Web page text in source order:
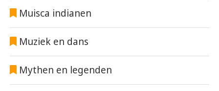
Muisca indianen
Muziek en dans
Mythen en legenden